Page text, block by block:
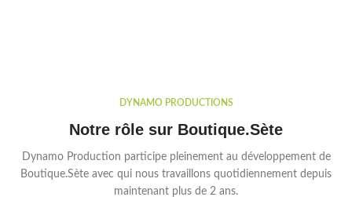
DYNAMO PRODUCTIONS
Notre rôle sur Boutique.Sète
Dynamo Production participe pleinement au développement de
Boutique.Sète avec qui nous travaillons quotidiennement depuis
maintenant plus de 2 ans.